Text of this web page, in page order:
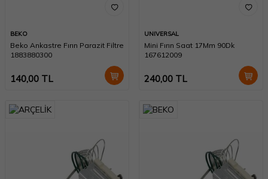
BEKO
Beko Ankastre Fırın Parazit Filtre
1883880300
140,00 TL
UNIVERSAL
Mini Fırın Saat 17Mm 90Dk
167612009
240,00 TL